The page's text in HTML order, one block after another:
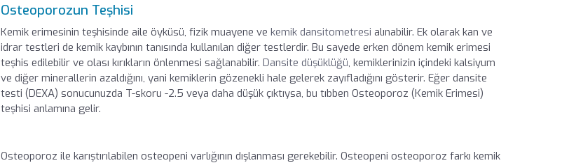
Osteoporozun Teşhisi
Kemik erimesinin teşhisinde aile öyküsü, fizik muayene ve kemik dansitometresi alınabilir. Ek olarak kan ve
idrar testleri de kemik kaybının tanısında kullanılan diğer testlerdir. Bu sayede erken dönem kemik erimesi
teşhis edilebilir ve olası kırıkların önlenmesi sağlanabilir. Dansite düşüklüğü, kemiklerinizin içindeki kalsiyum
ve diğer minerallerin azaldığını, yani kemiklerin gözenekli hale gelerek zayıfladığını gösterir. Eğer dansite
testi (DEXA) sonucunuzda T-skoru -2.5 veya daha düşük çıktıysa, bu tıbben Osteoporoz (Kemik Erimesi)
teşhisi anlamına gelir.
Osteoporoz ile karıştırılabilen osteopeni varlığının dışlanması gerekebilir. Osteopeni osteoporoz farkı kemik